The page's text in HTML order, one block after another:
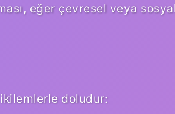
eğer çevresel veya
ikilemlerle doludur: